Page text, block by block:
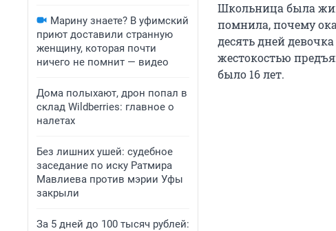
Марину знаете? В уфимский
приют доставили странную
женщину, которая почти
ничего не помнит — видео
Дома полыхают, дрон попал в
склад Wildberries: главное о
налетах
Без лишних ушей: судебное
заседание по иску Ратмира
Мавлиева против мэрии Уфы
закрыли
За 5 дней до 100 тысяч рублей:
Школьница была
помнила, почему
десять дней
жестокостью
было 16 лет.